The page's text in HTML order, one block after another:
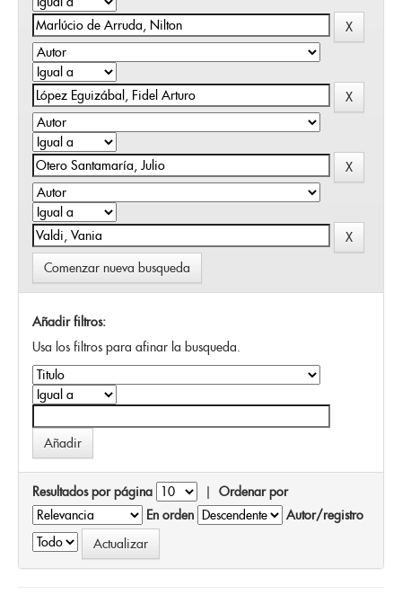
Comenzar nueva busqueda
Añadir filtros:
Usa los filtros para afinar la busqueda.
Resultados por página | Ordenar por
En orden
Autor/registro